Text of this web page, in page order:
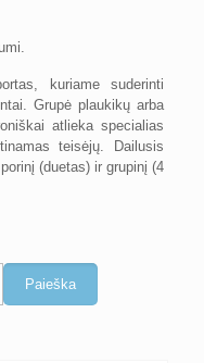
kuriame suderinti
Grupė plaukikų arba
atlieka specialias
teisėjų. Dailusis
(duetas) ir grupinį (4
Paieška